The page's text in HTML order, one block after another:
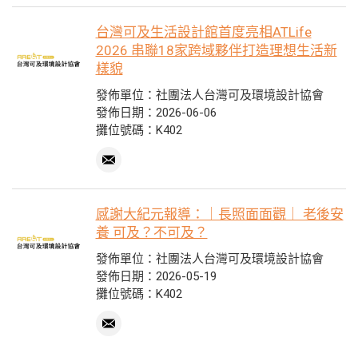
台灣可及生活設計館首度亮相ATLife
2026 串聯18家跨域夥伴打造理想生活新
樣貌
發佈單位：社團法人台灣可及環境設計協會
發佈日期：2026-06-06
攤位號碼：K402
感謝大紀元報導：｜長照面面觀｜ 老後安
養 可及？不可及？
發佈單位：社團法人台灣可及環境設計協會
發佈日期：2026-05-19
攤位號碼：K402